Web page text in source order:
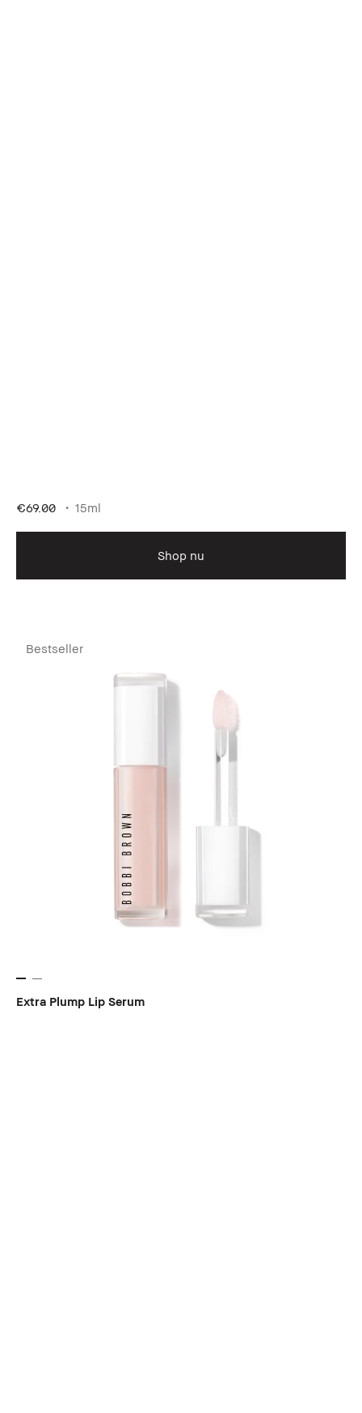
€69.00 15ml
Shop nu
Bestseller
Extra Plump Lip Serum